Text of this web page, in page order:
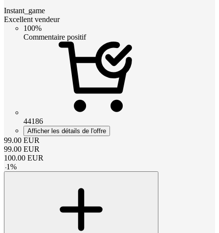
Instant_game
Excellent vendeur
100%
Commentaire positif
44186
Afficher les détails de l'offre
99.00 EUR
99.00 EUR
100.00 EUR
-1%